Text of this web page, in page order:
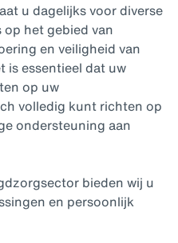
u dagelijks voor diverse
op het gebied van
en veiligheid van
is essentieel dat uw
op uw
volledig kunt richten op
ondersteuning aan
bieden wij u
en persoonlijk